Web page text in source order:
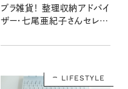
プラ雑貨！ 整理収納アドバイ
ザー・七尾亜紀子さんセレク
LIFESTYLE